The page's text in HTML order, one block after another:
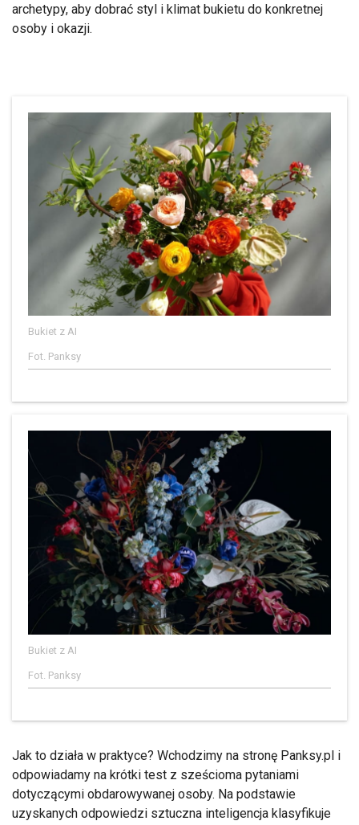
archetypy, aby dobrać styl i klimat bukietu do konkretnej
osoby i okazji.
Bukiet z AI
Fot. Panksy
Bukiet z AI
Fot. Panksy
Jak to działa w praktyce? Wchodzimy na stronę Panksy.pl i
odpowiadamy na krótki test z sześcioma pytaniami
dotyczącymi obdarowywanej osoby. Na podstawie
uzyskanych odpowiedzi sztuczna inteligencja klasyfikuje